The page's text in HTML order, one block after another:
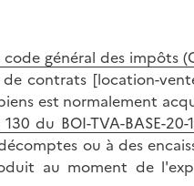
général des impôts
contrats [location-
est normalement
du BOI-TVA-BASE-20-
ou à des
au moment de